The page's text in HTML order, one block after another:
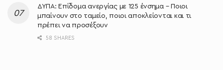
ΔΥΠΑ: Επίδομα ανεργίας με 125 ένσημα – Ποιοι
μπαίνουν στο ταμείο, ποιοι αποκλείονται και τι
πρέπει να προσέξουν
58 SHARES